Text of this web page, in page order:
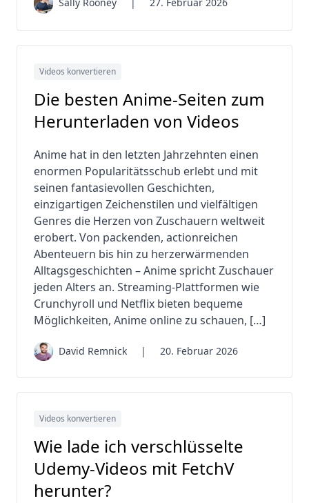
Videos konvertieren
Die besten Anime-Seiten zum
Herunterladen von Videos
Anime hat in den letzten Jahrzehnten einen
enormen Popularitätsschub erlebt und mit
seinen fantasievollen Geschichten,
einzigartigen Zeichenstilen und vielfältigen
Genres die Herzen von Zuschauern weltweit
erobert. Von packenden, actionreichen
Abenteuern bis hin zu herzerwärmenden
Alltagsgeschichten – Anime spricht Zuschauer
jeden Alters an. Streaming-Plattformen wie
Crunchyroll und Netflix bieten bequeme
Möglichkeiten, Anime online zu schauen, […]
David Remnick | 20. Februar 2026
Videos konvertieren
Wie lade ich verschlüsselte
Udemy-Videos mit FetchV
herunter?